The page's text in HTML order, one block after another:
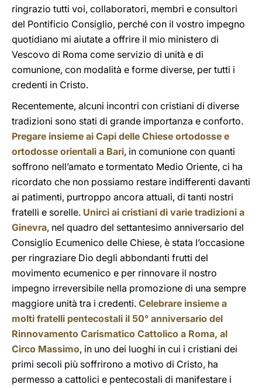
ringrazio tutti voi, collaboratori, membri e consultori
del Pontificio Consiglio, perché con il vostro impegno
quotidiano mi aiutate a offrire il mio ministero di
Vescovo di Roma come servizio di unità e di
comunione, con modalità e forme diverse, per tutti i
credenti in Cristo.
Recentemente, alcuni incontri con cristiani di diverse
tradizioni sono stati di grande importanza e conforto.
Pregare insieme ai Capi delle Chiese ortodosse e
ortodosse orientali a Bari, in comunione con quanti
soffrono nell’amato e tormentato Medio Oriente, ci ha
ricordato che non possiamo restare indifferenti davanti
ai patimenti, purtroppo ancora attuali, di tanti nostri
fratelli e sorelle. Unirci ai cristiani di varie tradizioni a
Ginevra, nel quadro del settantesimo anniversario del
Consiglio Ecumenico delle Chiese, è stata l’occasione
per ringraziare Dio degli abbondanti frutti del
movimento ecumenico e per rinnovare il nostro
impegno irreversibile nella promozione di una sempre
maggiore unità tra i credenti. Celebrare insieme a
molti fratelli pentecostali il 50° anniversario del
Rinnovamento Carismatico Cattolico a Roma, al
Circo Massimo, in uno dei luoghi in cui i cristiani dei
primi secoli più soffrirono a motivo di Cristo, ha
permesso a cattolici e pentecostali di manifestare i